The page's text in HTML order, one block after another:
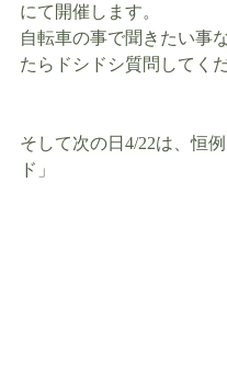
にて開催します。
自転車の事で聞きたい事
たらドシドシ質問してくだ
そして次の日4/22は、恒
ド」